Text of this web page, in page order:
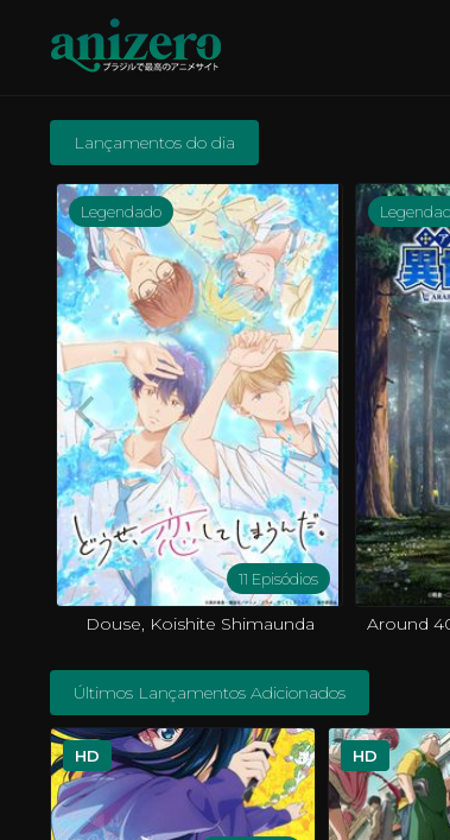
Lançamentos do dia
Legendado
11 Episódios
Douse, Koishite Shimaunda
Últimos Lançamentos Adicionados
HD HD